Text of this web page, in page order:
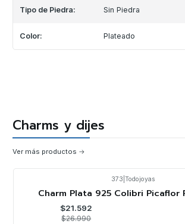
Tipo de Piedra: Sin Piedra
Color: Plateado
Charms y dijes
Ver más productos
373 Todojoyas
Charm Plata 925 Colibri Picaflor
$21.592
$26.990